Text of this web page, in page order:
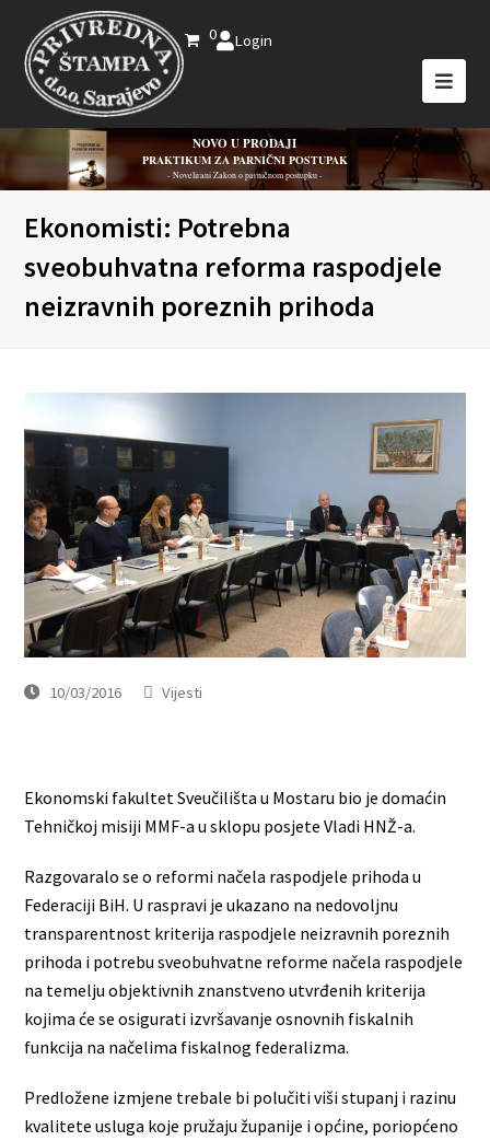
0 Login
NOVO U PRODAJI
PRAKTIKUM ZA PARNIČNI POSTUPAK
- Novelirani Zakon o parničnom postupku -
Ekonomisti: Potrebna
sveobuhvatna reforma raspodjele
neizravnih poreznih prihoda
10/03/2016 Vijesti
Ekonomski fakultet Sveučilišta u Mostaru bio je domaćin
Tehničkoj misiji MMF-a u sklopu posjete Vladi HNŽ-a.
Razgovaralo se o reformi načela raspodjele prihoda u
Federaciji BiH. U raspravi je ukazano na nedovoljnu
transparentnost kriterija raspodjele neizravnih poreznih
prihoda i potrebu sveobuhvatne reforme načela raspodjele
na temelju objektivnih znanstveno utvrđenih kriterija
kojima će se osigurati izvršavanje osnovnih fiskalnih
funkcija na načelima fiskalnog federalizma.
Predložene izmjene trebale bi polučiti viši stupanj i razinu
kvalitete usluga koje pružaju županije i općine, poriopćeno